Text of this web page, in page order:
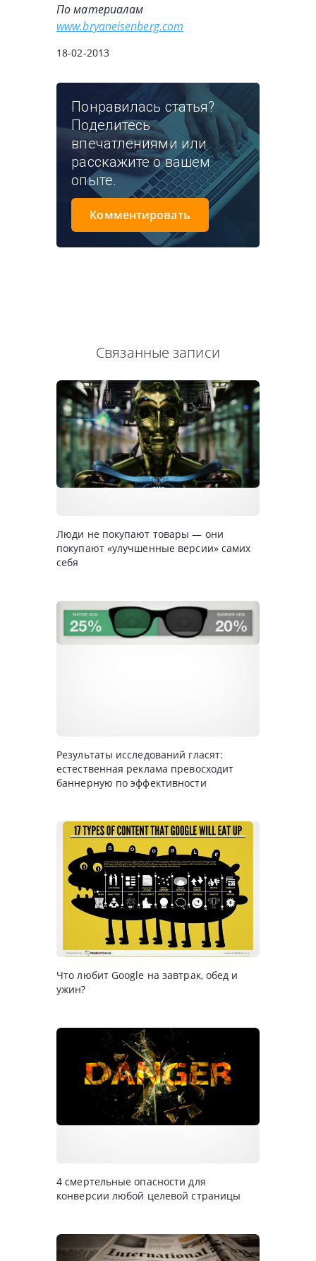
По материалам
www.bryaneisenberg.com
18-02-2013
Понравилась статья?
Поделитесь
впечатлениями или
расскажите о вашем
опыте.
Комментировать
Связанные записи
Люди не покупают товары — они
покупают «улучшенные версии» самих
себя
Результаты исследований гласят:
естественная реклама превосходит
баннерную по эффективности
Что любит Google на завтрак, обед и
ужин?
4 смертельные опасности для
конверсии любой целевой страницы